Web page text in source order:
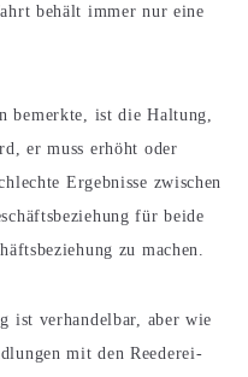
behält immer nur eine
bemerkte, ist die Haltung,
er muss erhöht oder
Ergebnisse zwischen
für beide
zu machen.
ist verhandelbar, aber wie
mit den Reederei-